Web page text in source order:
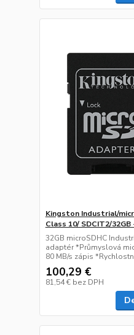
Kingston Industrial/
Class 10/ SDCIT2/
32GB microSDHC
adaptér *Průmyslová
80 MB/s zápis
100,29 €
81,54 € bez DPH